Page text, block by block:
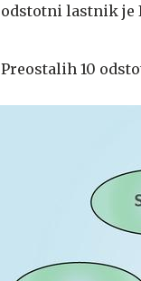
odstotni lastnik je
Preostalih 10